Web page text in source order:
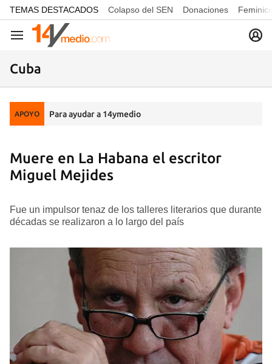
common.go-to-content
TEMAS DESTACADOS Colapso del SEN Donaciones
Navegación
Cuba
APOYO Para ayudar a 14ymedio
Muere en La Habana el escritor
Miguel Mejides
Fue un impulsor tenaz de los talleres literarios que durante
décadas se realizaron a lo largo del país